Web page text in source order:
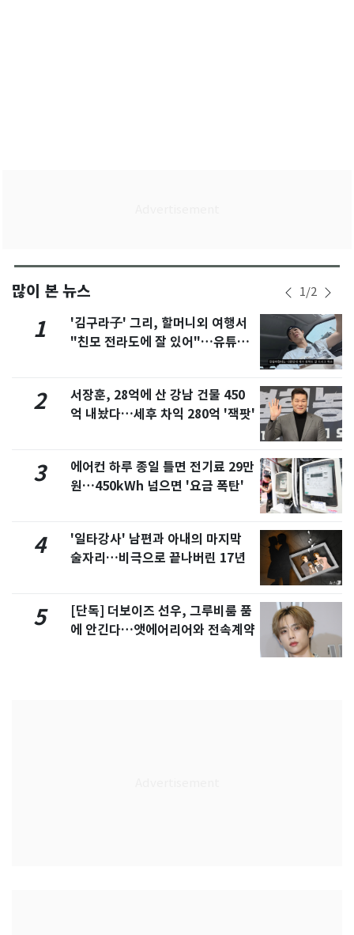
많이 본 뉴스 1/2
1
'김구라子' 그리, 할머니외 여행서
"친모 전라도에 잘 있어"…유튜브
2
서장훈, 28억에 산 강남 건물 450
억 내놨다…세후 차익 280억 '잭팟'
3
에어컨 하루 종일 틀면 전기료 29만
원…450kWh 넘으면 '요금 폭탄'
4
'일타강사' 남편과 아내의 마지막
술자리…비극으로 끝나버린 17년
5
[단독] 더보이즈 선우, 그루비룸 품
에 안긴다…앳에어리어와 전속계약